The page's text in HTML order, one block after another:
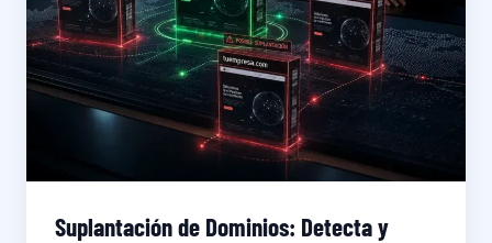
Suplantación de Dominios: Detecta y